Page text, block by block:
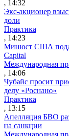
, 14:32
Экс-акционер
доли
Практика
, 14:23
Минюст США
Capital
Международная
, 14:06
Чубайс просит
делу «Роснано»
Практика
, 13:15
Апелляция БВО
на санкции
Международная